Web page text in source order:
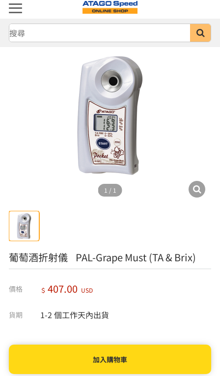
1 / 1
葡萄酒折射儀 PAL-Grape Must (TA & Brix)
價格 ＄ 407.00 USD
貨期 1-2 個工作天內出貨